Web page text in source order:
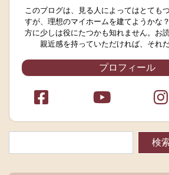
このブログは、見る人によってはとても
すが、理想のマイホームを建てようかな
方に少しは役にたつかも知れません。お
親近感を持っていただければ、それ